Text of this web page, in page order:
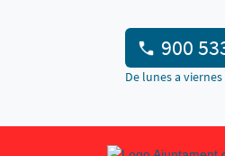
900
De lunes a viernes